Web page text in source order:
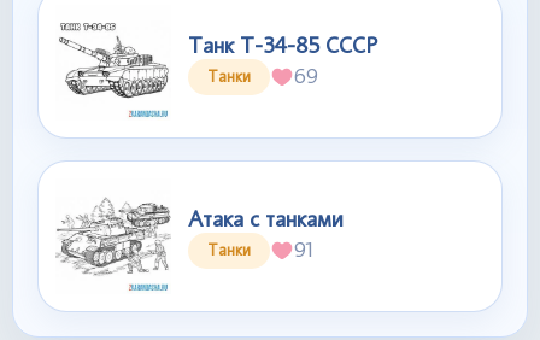
Танк Т-34-85 СССР
Танки 69
Атака с танками
Танки 91